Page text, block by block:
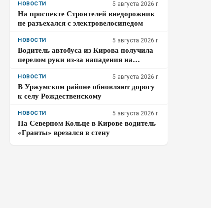
НОВОСТИ 5 августа 2026 г.
На проспекте Строителей внедорожник
не разъехался с электровелосипедом
НОВОСТИ 5 августа 2026 г.
Водитель автобуса из Кирова получила
перелом руки из-за нападения на
НОВОСТИ 5 августа 2026 г.
В Уржумском районе обновляют дорогу
к селу Рождественскому
НОВОСТИ 5 августа 2026 г.
На Северном Кольце в Кирове водитель
«Гранты» врезался в стену